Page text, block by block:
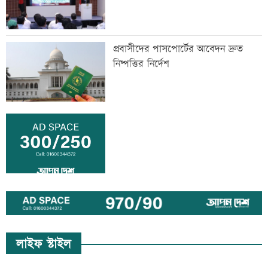
প্রবাসীদের পাসপোর্টের আবেদন দ্রুত
নিষ্পত্তির নির্দেশ
লাইফ স্টাইল